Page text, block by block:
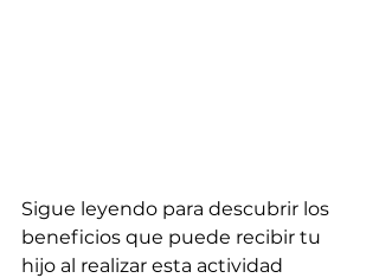
Sigue leyendo para descubrir los
beneficios que puede recibir tu
hijo al realizar esta actividad